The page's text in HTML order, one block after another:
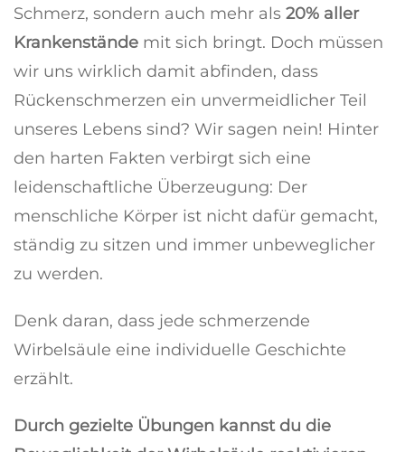
Schmerz, sondern auch mehr als 20% aller
Krankenstände mit sich bringt. Doch müssen
wir uns wirklich damit abfinden, dass
Rückenschmerzen ein unvermeidlicher Teil
unseres Lebens sind? Wir sagen nein! Hinter
den harten Fakten verbirgt sich eine
leidenschaftliche Überzeugung: Der
menschliche Körper ist nicht dafür gemacht,
ständig zu sitzen und immer unbeweglicher
zu werden.
Denk daran, dass jede schmerzende
Wirbelsäule eine individuelle Geschichte
erzählt.
Durch gezielte Übungen kannst du die